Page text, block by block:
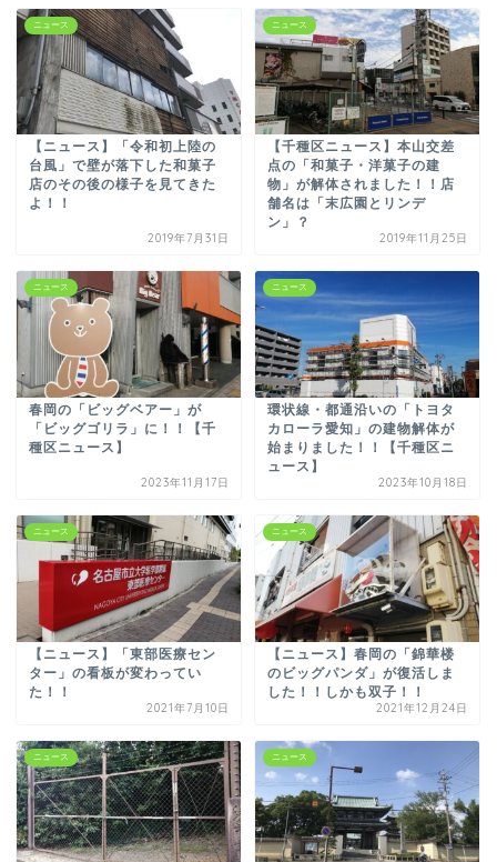
ニュース
【ニュース】「令和初上陸の
台風」で壁が落下した和菓子
店のその後の様子を見てきた
よ！！
2019年7月31日
ニュース
【千種区ニュース】本山交差
点の「和菓子・洋菓子の建
物」が解体されました！！店
舗名は「末広園とリンデ
ン」？
2019年11月25日
ニュース
春岡の「ビッグベアー」が
「ビッグゴリラ」に！！【千
種区ニュース】
2023年11月17日
ニュース
環状線・都通沿いの「トヨタ
カローラ愛知」の建物解体が
始まりました！！【千種区ニ
ュース】
2023年10月18日
ニュース
【ニュース】「東部医療セン
ター」の看板が変わってい
た！！
2021年7月10日
ニュース
【ニュース】春岡の「錦華楼
のビッグパンダ」が復活しま
した！！しかも双子！！
2021年12月24日
ニュース ニュース